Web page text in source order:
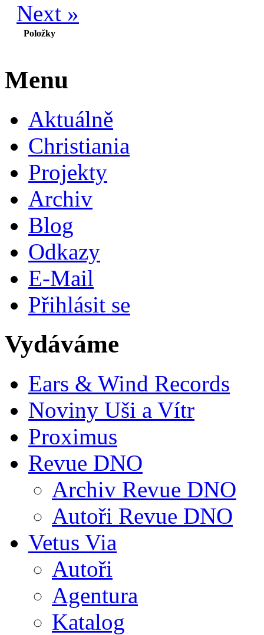
Next »
Položky
Menu
Aktuálně
Christiania
Projekty
Archiv
Blog
Odkazy
E-Mail
Přihlásit se
Vydáváme
Ears & Wind Records
Noviny Uši a Vítr
Proximus
Revue DNO
Archiv Revue DNO
Autoři Revue DNO
Vetus Via
Autoři
Agentura
Katalog